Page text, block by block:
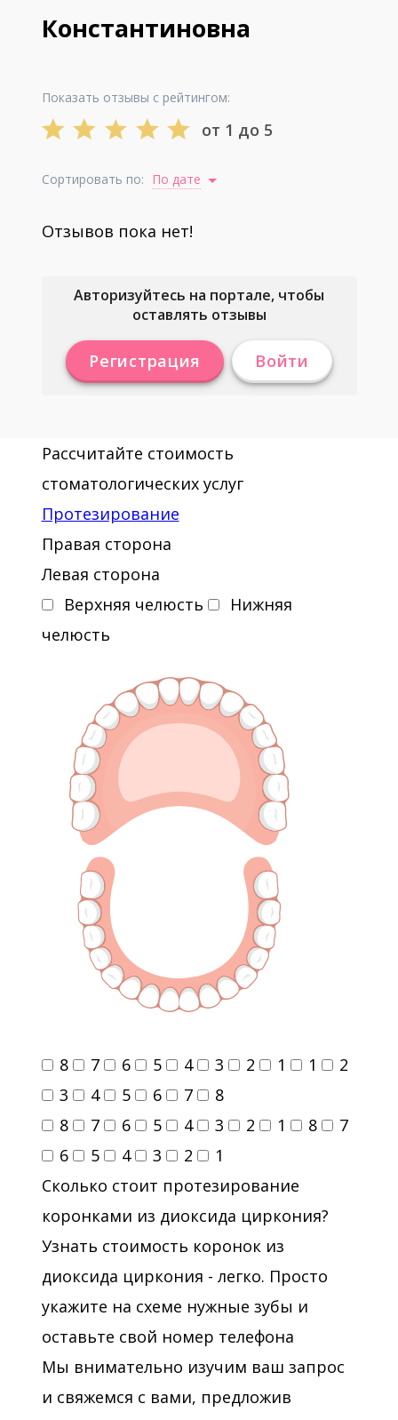
Константиновна
Показать отзывы с рейтингом:
от 1 до 5
Сортировать по: По дате
Отзывов пока нет!
Авторизуйтесь на портале, чтобы
оставлять отзывы
Регистрация Войти
Рассчитайте стоимость
стоматологических услуг
Протезирование
Правая сторона
Левая сторона
Верхняя челюсть
Нижняя
челюсть
8 7 6 5 4 3 2 1 1
2
3
4 5 6 7
8
8
7 6 5 4 3 2 1 8
7
6
5 4 3 2
1
Сколько стоит протезирование
коронками из диоксида циркония?
Узнать стоимость коронок из
диоксида циркония - легко. Просто
укажите на схеме нужные зубы и
оставьте свой номер телефона
Мы внимательно изучим ваш запрос
и свяжемся с вами, предложив